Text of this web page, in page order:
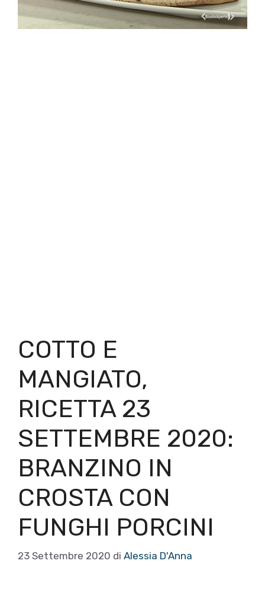
COTTO E
MANGIATO,
RICETTA 23
SETTEMBRE 2020:
BRANZINO IN
CROSTA CON
FUNGHI PORCINI
23 Settembre 2020 di Alessia D'Anna